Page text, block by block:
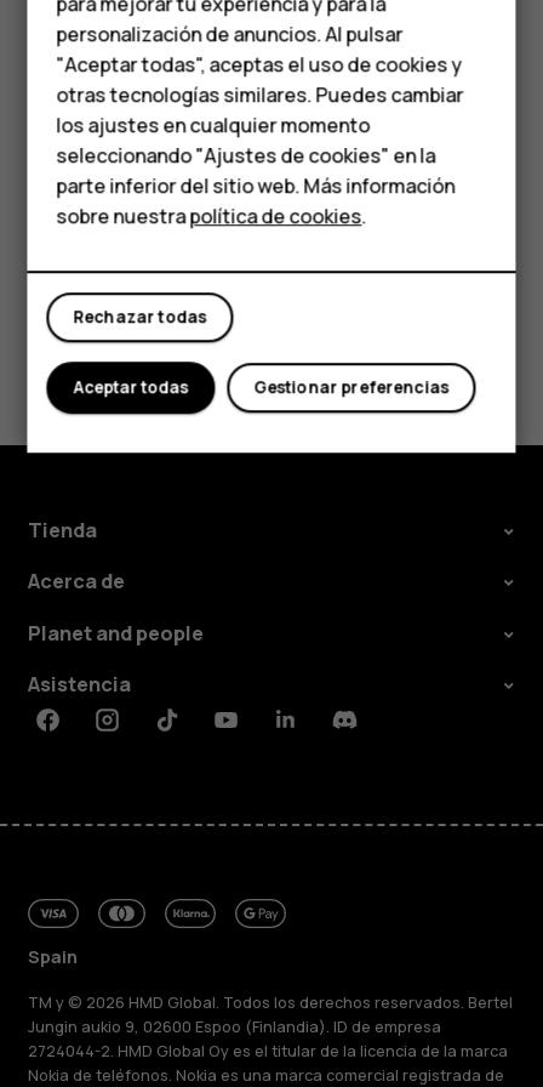
Accesorios
HMD Terra M
Para empresas
Tabletas
Tienda
Mi cuenta
rápida de hasta 512 GB de un fabricante conocido.
Importante: No extraiga la tarjeta de memoria
cuando la esté usando una aplicación. Esta acción
puede dañar la tarjeta de memoria y el dispositivo, y
alterar los datos almacenados en ella.
¿Te ha parecido útil?
Sí No
Tienda
Acerca de
Planet and people
Asistencia
FacebookInstagramTiktokYoutubeLinkedinDiscord
Spain
TM y © 2026 HMD Global. Todos los derechos reservados. Bertel
Jungin aukio 9, 02600 Espoo (Finlandia). ID de empresa
2724044-2. HMD Global Oy es el titular de la licencia de la marca
Nokia de teléfonos. Nokia es una marca comercial registrada de
personalización de anuncios. Al pulsar
"Aceptar todas", aceptas el uso de cookies y
otras tecnologías similares. Puedes cambiar
los ajustes en cualquier momento
seleccionando "Ajustes de cookies" en la
parte inferior del sitio web. Más información
sobre nuestrapolítica de cookies.
Rechazar todas
Gestionar preferencias
Aceptar todas